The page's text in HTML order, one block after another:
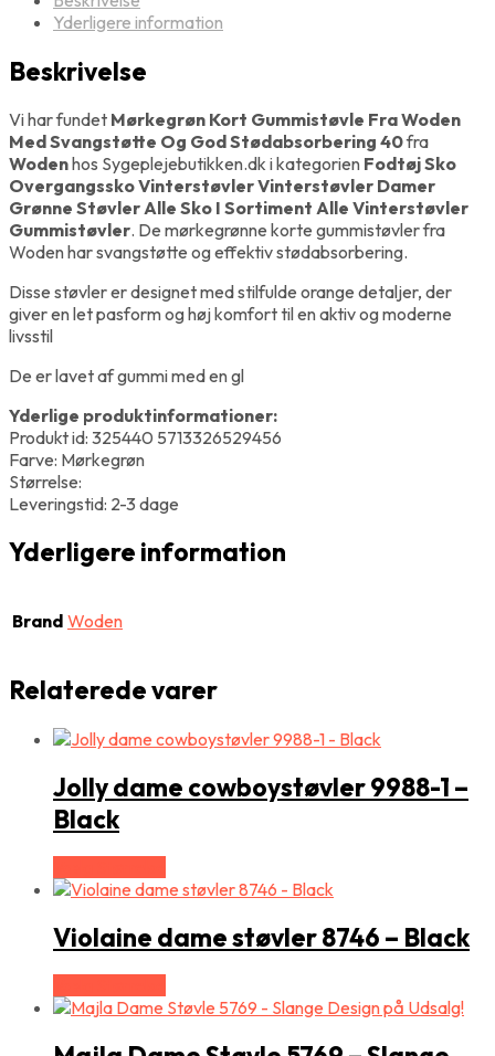
Yderligere information
Beskrivelse
Vi har fundet Mørkegrøn Kort Gummistøvle Fra Woden
Med Svangstøtte Og God Stødabsorbering 40fra
Wodenhos Sygeplejebutikken.dk i kategorien Fodtøj Sko
Overgangssko Vinterstøvler Vinterstøvler Damer
Grønne Støvler Alle Sko I Sortiment Alle Vinterstøvler
Gummistøvler. De mørkegrønne korte gummistøvler fra
Woden har svangstøtte og effektiv stødabsorbering.
Disse støvler er designet med stilfulde orange detaljer, der
giver en let pasform og høj komfort til en aktiv og moderne
livsstil
De er lavet af gummi med en gl
Yderlige produktinformationer:
Produkt id: 325440 5713326529456
Farve: Mørkegrøn
Størrelse:
Leveringstid: 2-3 dage
Yderligere information
Brand Woden
Relaterede varer
Jolly dame cowboystøvler 9988-1 –
Black
Violaine dame støvler 8746 – Black